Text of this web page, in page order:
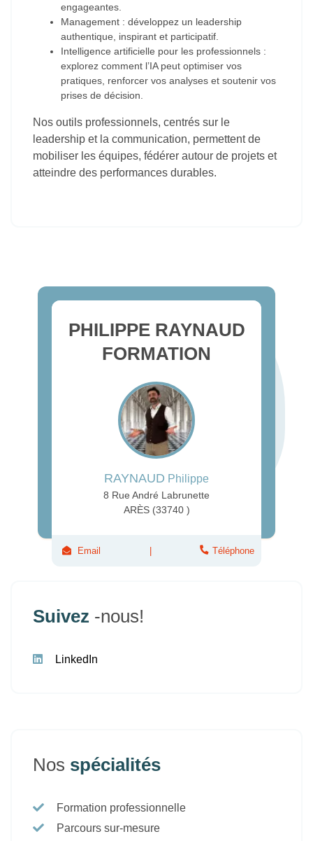
engageantes.
Management : développez un leadership
authentique, inspirant et participatif.
Intelligence artificielle pour les professionnels :
explorez comment l’IA peut optimiser vos
pratiques, renforcer vos analyses et soutenir vos
prises de décision.
Nos outils professionnels, centrés sur le
leadership et la communication, permettent de
mobiliser les équipes, fédérer autour de projets et
atteindre des performances durables.
PHILIPPE RAYNAUD
FORMATION
RAYNAUD Philippe
8 Rue André Labrunette
ARÈS (33740 )
Email Téléphone
Suivez -nous!
LinkedIn
Nos spécialités
Formation professionnelle
Parcours sur-mesure